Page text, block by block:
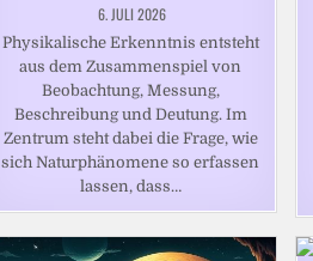
6. JULI 2026
Physikalische Erkenntnis entsteht
aus dem Zusammenspiel von
Beobachtung, Messung,
Beschreibung und Deutung. Im
Zentrum steht dabei die Frage, wie
sich Naturphänomene so erfassen
lassen, dass…